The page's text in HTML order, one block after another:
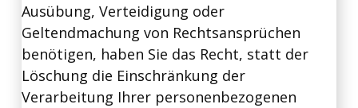
Ausübung, Verteidigung oder
Geltendmachung von Rechtsansprüchen
benötigen, haben Sie das Recht, statt der
Löschung die Einschränkung der
Verarbeitung Ihrer personenbezogenen